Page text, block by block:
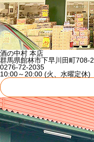
酒の中村 本店
群馬県館林市下早川田町708-2
0276-72-2035
10:00～20:00 (火、水曜定休)